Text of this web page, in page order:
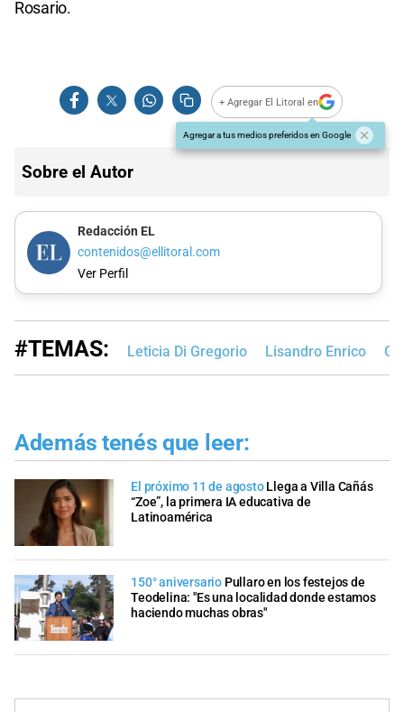
Rosario.
+ Agregar El Litoral en
Agregar a tus medios preferidos en Google
Sobre el Autor
Redacción EL
contenidos@ellitoral.com
Ver Perfil
#TEMAS: Leticia Di Gregorio Lisandro Enrico
Además tenés que leer:
El próximo 11 de agosto Llega a Villa Cañás
“Zoe”, la primera IA educativa de
Latinoamérica
150° aniversario Pullaro en los festejos de
Teodelina: "Es una localidad donde estamos
haciendo muchas obras"